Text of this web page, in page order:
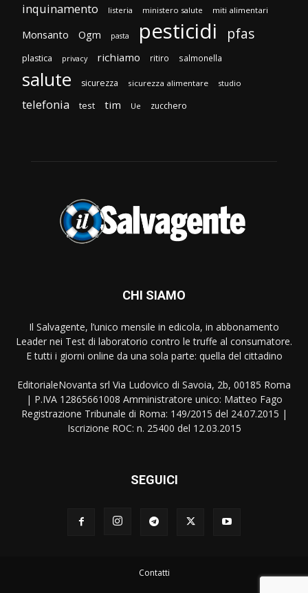
inquinamento listeria ministero salute miti alimentari
Monsanto Ogm pasta pesticidi pfas
plastica privacy richiamo ritiro salmonella
salute sicurezza sicurezza alimentare studio
telefonia test tim Ue zucchero
CHI SIAMO
Il Salvagente, l’unico mensile in edicola, in abbonamento
Leader nei Test di laboratorio contro le truffe al consumatore.
E tutti i giorni online da una sola parte: quella del cittadino
EditorialeNovanta srl Via Ludovico di Savoia, 2b, 00185 Roma
| P.IVA 12865661008 Amministratore unico: Matteo Fago
Registrazione Tribunale di Roma: 149/2015 del 24.07.2015 |
Iscrizione ROC: n. 25400 del 12.03.2015
SEGUICI
Contatti